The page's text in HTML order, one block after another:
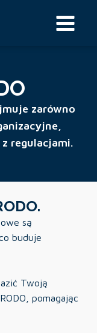
zarówno
regulacjami.
są
buduje
Twoją
pomagając